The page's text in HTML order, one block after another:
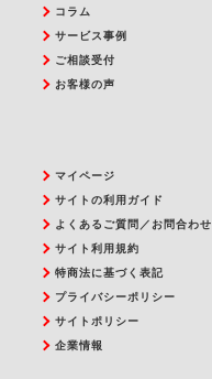
コラム
サービス事例
ご相談受付
お客様の声
マイページ
サイトの利用ガイド
よくあるご質問／お問合わせ
サイト利用規約
特商法に基づく表記
プライバシーポリシー
サイトポリシー
企業情報